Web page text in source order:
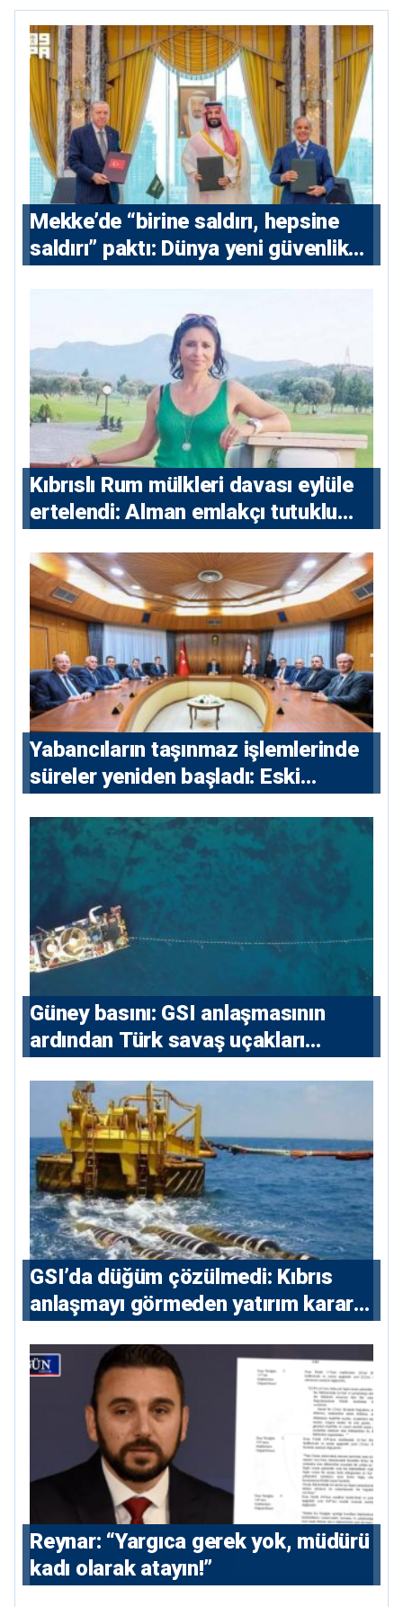
Mekke’de “birine saldırı, hepsine
saldırı” paktı: Dünya yeni güvenlik
Kıbrıslı Rum mülkleri davası eylüle
ertelendi: Alman emlakçı tutuklu
Yabancıların taşınmaz işlemlerinde
süreler yeniden başladı: Eski
konutlara 36 ay
Güney basını: ⁠GSI anlaşmasının
ardından Türk savaş uçakları
GSI’da düğüm çözülmedi: Kıbrıs
anlaşmayı görmeden yatırım kararı
Reynar: “Yargıca gerek yok, müdürü
kadı olarak atayın!”